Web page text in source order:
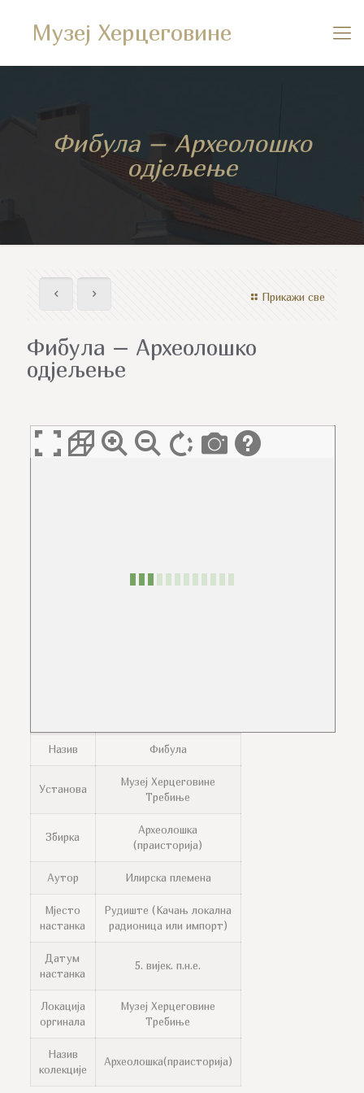
Музеј Херцеговине
Фибула – Археолошко
одјељење
Прикажи све
Фибула – Археолошко
одјељење
Назив Фибула
Установа
Музеј Херцеговине
Требиње
Збирка
Археолошка
(праисторија)
Аутор Илирска племена
Мјесто
настанка
Рудиште (Качањ локална
радионица или импорт)
Датум
настанка
5. вијек. п.н.е.
Локација
оргинала
Музеј Херцеговине
Требиње
Назив
колекције
Археолошка(праисторија)